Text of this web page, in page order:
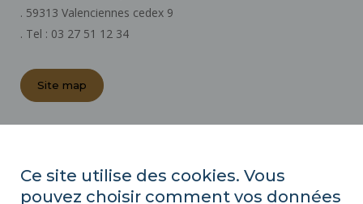
. 59313 Valenciennes cedex 9
. Tel : 03 27 51 12 34
Site map
PUBLIC PROCUREMENT
Ce site utilise des cookies. Vous
pouvez choisir comment vos données